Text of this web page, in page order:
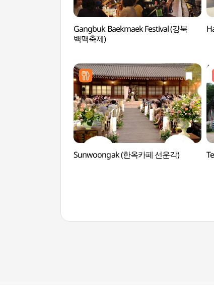
Gangbuk Baekmaek Festival (강북
백맥축제)
Sunwoongak (한옥카페 선운각)